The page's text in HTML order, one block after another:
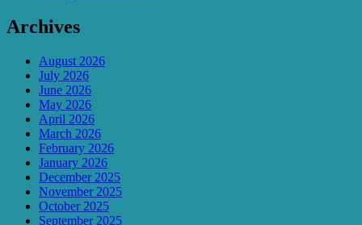
Archives
August 2026
July 2026
June 2026
May 2026
April 2026
March 2026
February 2026
January 2026
December 2025
November 2025
October 2025
September 2025